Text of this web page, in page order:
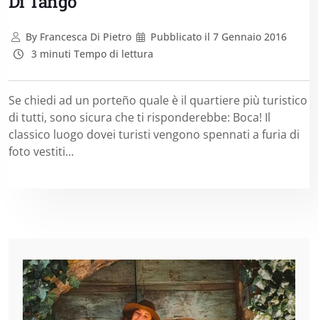
ByFrancesca Di Pietro Pubblicato il 7 Gennaio 2016
3 minuti Tempo di lettura
Se chiedi ad un porteño quale è il quartiere più turistico
di tutti, sono sicura che ti risponderebbe: Boca! Il
classico luogo dovei turisti vengono spennati a furia di
foto vestiti...